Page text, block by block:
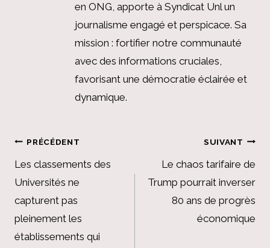
en ONG, apporte à Syndicat Unl un
journalisme engagé et perspicace. Sa
mission : fortifier notre communauté
avec des informations cruciales,
favorisant une démocratie éclairée et
dynamique.
Navigation
de
l’article
PRÉCÉDENT
Les classements des
Universités ne
capturent pas
pleinement les
établissements qui
SUIVANT
Le chaos tarifaire de
Trump pourrait inverser
80 ans de progrès
économique